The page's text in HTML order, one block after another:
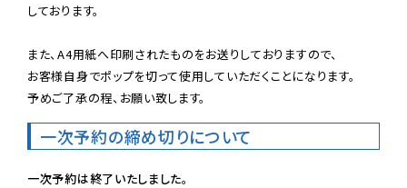
しております。
また、A4用紙へ印刷されたものをお送りしておりますので、
お客様自身でポップを切って使用していただくことになります。
予めご了承の程、お願い致します。
一次予約の締め切りについて
一次予約は終了いたしました。